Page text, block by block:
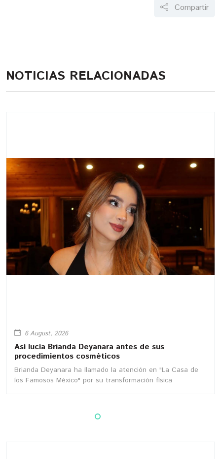
Compartir
NOTICIAS RELACIONADAS
6 August, 2026
Así lucía Brianda Deyanara antes de sus
procedimientos cosméticos
Brianda Deyanara ha llamado la atención en "La Casa de
los Famosos México" por su transformación física